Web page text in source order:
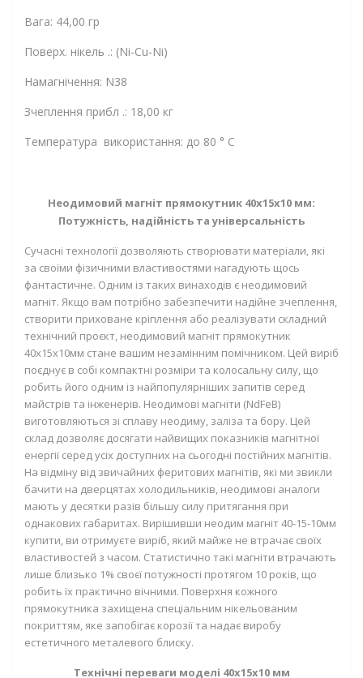
Вага: 44,00 гр
Поверх. нікель .: (Ni-Cu-Ni)
Намагнічення: N38
Зчеплення прибл .: 18,00 кг
Температура використання: до 80 ° C
Неодимовий магніт прямокутник 40х15х10 мм:
Потужність, надійність та універсальність
Сучасні технології дозволяють створювати матеріали, які
за своїми фізичними властивостями нагадують щось
фантастичне. Одним із таких винаходів є неодимовий
магніт. Якщо вам потрібно забезпечити надійне зчеплення,
створити приховане кріплення або реалізувати складний
технічний проєкт, неодимовий магніт прямокутник
40х15х10мм стане вашим незамінним помічником. Цей виріб
поєднує в собі компактні розміри та колосальну силу, що
робить його одним із найпопулярніших запитів серед
майстрів та інженерів. Неодимові магніти (NdFeB)
виготовляються зі сплаву неодиму, заліза та бору. Цей
склад дозволяє досягати найвищих показників магнітної
енергії серед усіх доступних на сьогодні постійних магнітів.
На відміну від звичайних феритових магнітів, які ми звикли
бачити на дверцятах холодильників, неодимові аналоги
мають у десятки разів більшу силу притягання при
однакових габаритах. Вирішивши неодим магніт 40-15-10мм
купити, ви отримуєте виріб, який майже не втрачає своїх
властивостей з часом. Статистично такі магніти втрачають
лише близько 1% своєї потужності протягом 10 років, що
робить їх практично вічними. Поверхня кожного
прямокутника захищена спеціальним нікельованим
покриттям, яке запобігає корозії та надає виробу
естетичного металевого блиску.
Технічні переваги моделі 40х15х10 мм